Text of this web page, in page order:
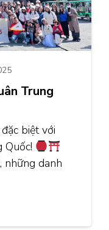
Trung
biệt với
những danh